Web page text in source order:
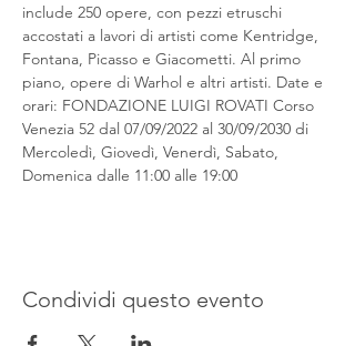
include 250 opere, con pezzi etruschi
accostati a lavori di artisti come Kentridge,
Fontana, Picasso e Giacometti. Al primo
piano, opere di Warhol e altri artisti. Date e
orari: FONDAZIONE LUIGI ROVATI Corso
Venezia 52 dal 07/09/2022 al 30/09/2030 di
Mercoledì, Giovedì, Venerdì, Sabato,
Domenica dalle 11:00 alle 19:00
Condividi questo evento